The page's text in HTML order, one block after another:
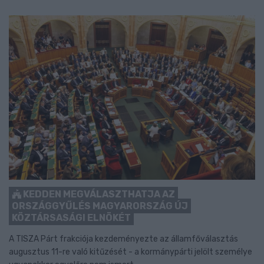
KEDDEN MEGVÁLASZTHATJA AZ
ORSZÁGGYŰLÉS MAGYARORSZÁG ÚJ
KÖZTÁRSASÁGI ELNÖKÉT
A TISZA Párt frakciója kezdeményezte az államfőválasztás
augusztus 11-re való kitűzését - a kormánypárti jelölt személye